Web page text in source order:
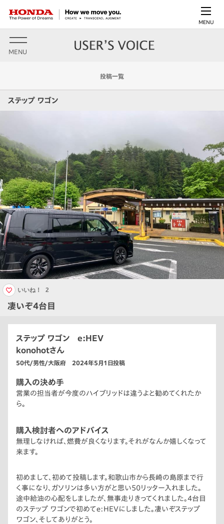
MENU
MENU
投稿一覧
ステップ ワゴン
凄いぞ4台目
いいね！ 2
ステップ ワゴン e:HEV
konohotさん
50代/男性/大阪府 2024年5月1日投稿
購入の決め手
営業の担当者が今度のハイブリッドは違うよと勧めてくれたか
ら。
購入検討者へのアドバイス
無理しなければ、燃費が良くなります。それがなんか嬉しくなって
来ます。
初めまして、初めて投稿します。和歌山市から長崎の島原まで行
く事になり、ガソリンは多い方がと思い50リッター入れました。
途中給油の心配をしましたが、無事走りきってくれました。4台目
のステップ ワゴンで初めてe:HEVにしました。凄いぞステップ
ワゴン、そしてありがとう。